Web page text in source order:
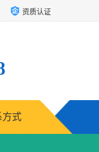
资质认证
方式